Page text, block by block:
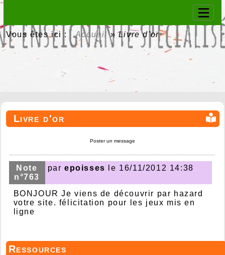
Vous êtes ici :Accueil»Livre d'or
Livre d'or
Poster un message
Note
n°763
par epoisses le 16/11/2012 14:38
BONJOUR Je viens de découvrir par hazard
votre site. félicitation pour les jeux mis en
ligne
Ressources